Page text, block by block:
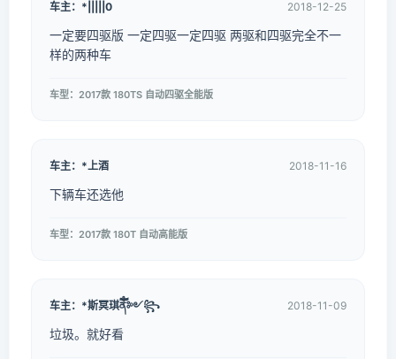
车主：*|||||0 2018-12-25
一定要四驱版 一定四驱一定四驱 两驱和四驱完全不一
样的两种车
车型：2017款 180TS 自动四驱全能版
车主：*上酒 2018-11-16
下辆车还选他
车型：2017款 180T 自动高能版
车主：*斯冥琪ནཽཾ༻꧂ 2018-11-09
垃圾。就好看